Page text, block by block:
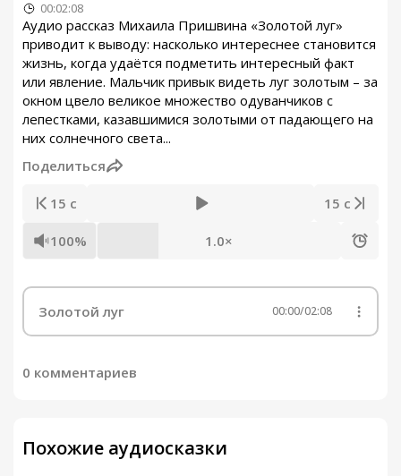
00:02:08
Аудио рассказ Михаила Пришвина «Золотой луг»
приводит к выводу: насколько интереснее становится
жизнь, когда удаётся подметить интересный факт
или явление. Мальчик привык видеть луг золотым – за
окном цвело великое множество одуванчиков с
лепестками, казавшимися золотыми от падающего на
них солнечного света...
Поделиться
15 с 15 с
100% 1.0×
Золотой луг 00:00/02:08
0 комментариев
Похожие аудиосказки